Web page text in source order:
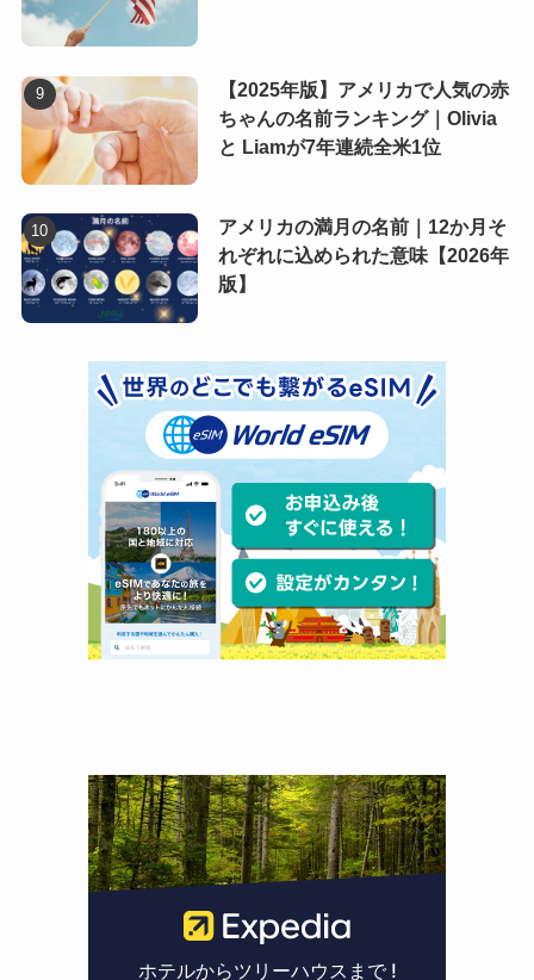
【2025年版】アメリカで人気の赤
ちゃんの名前ランキング｜Olivia
と Liamが7年連続全米1位
アメリカの満月の名前｜12か月そ
れぞれに込められた意味【2026年
版】